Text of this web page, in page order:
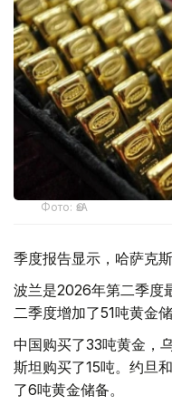
Фото: ӨзА
季度报告显示，哈萨克
波兰是2026年第二季度
二季度增加了51吨黄金储
中国购买了33吨黄金，
斯坦购买了15吨。约旦
了6吨黄金储备。